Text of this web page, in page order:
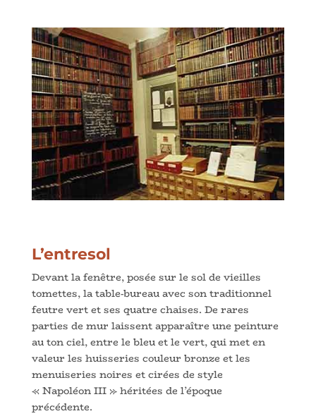
L’entresol
Devant la fenêtre, posée sur le sol de vieilles
tomettes, la table-bureau avec son traditionnel
feutre vert et ses quatre chaises. De rares
parties de mur laissent apparaître une peinture
au ton ciel, entre le bleu et le vert, qui met en
valeur les huisseries couleur bronze et les
menuiseries noires et cirées de style
« Napoléon III » héritées de l’époque
précédente.